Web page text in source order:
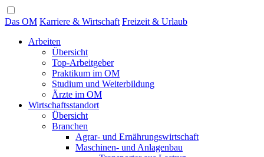
Das OM Karriere & Wirtschaft Freizeit & Urlaub
Arbeiten
Übersicht
Top-Arbeitgeber
Praktikum im OM
Studium und Weiterbildung
Ärzte im OM
Wirtschaftsstandort
Übersicht
Branchen
Agrar- und Ernährungswirtschaft
Maschinen- und Anlagenbau